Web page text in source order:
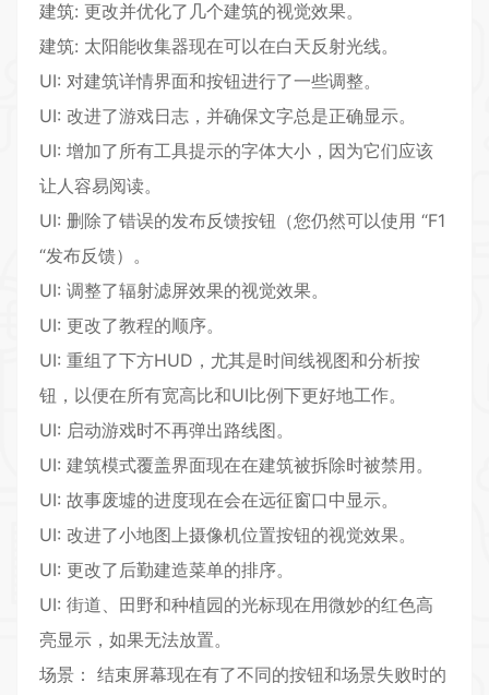
建筑: 更改并优化了几个建筑的视觉效果。
建筑: 太阳能收集器现在可以在白天反射光线。
UI: 对建筑详情界面和按钮进行了一些调整。
UI: 改进了游戏日志，并确保文字总是正确显示。
UI: 增加了所有工具提示的字体大小，因为它们应该
让人容易阅读。
UI: 删除了错误的发布反馈按钮（您仍然可以使用 “F1
“发布反馈）。
UI: 调整了辐射滤屏效果的视觉效果。
UI: 更改了教程的顺序。
UI: 重组了下方HUD，尤其是时间线视图和分析按
钮，以便在所有宽高比和UI比例下更好地工作。
UI: 启动游戏时不再弹出路线图。
UI: 建筑模式覆盖界面现在在建筑被拆除时被禁用。
UI: 故事废墟的进度现在会在远征窗口中显示。
UI: 改进了小地图上摄像机位置按钮的视觉效果。
UI: 更改了后勤建造菜单的排序。
UI: 街道、田野和种植园的光标现在用微妙的红色高
亮显示，如果无法放置。
场景： 结束屏幕现在有了不同的按钮和场景失败时的